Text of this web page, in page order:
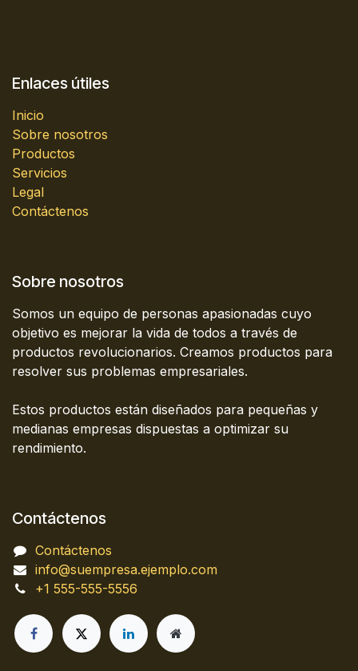
Enlaces útiles
Inicio
Sobre nosotros
Productos
Servicios
Legal
Contáctenos
Sobre nosotros
Somos un equipo de personas apasionadas cuyo
objetivo es mejorar la vida de todos a través de
productos revolucionarios. Creamos productos para
resolver sus problemas empresariales.
Estos productos están diseñados para pequeñas y
medianas empresas dispuestas a optimizar su
rendimiento.
Contáctenos
Contáctenos
info@suempresa.ejemplo.com
+1 555-555-5556